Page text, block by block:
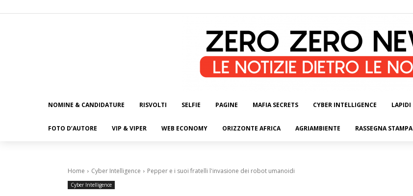
NOMINE & CANDIDATURE RISVOLTI SELFIE PAGINE MAFIA SECRETS CYBER INTELLIGENCE LAPIDI
FOTO D’AUTORE VIP & VIPER WEB ECONOMY ORIZZONTE AFRICA AGRIAMBIENTE RASSEGNA STAMPA
Home Cyber Intelligence Pepper e i suoi fratelli l'invasione dei robot umanoidi
Cyber Intelligence